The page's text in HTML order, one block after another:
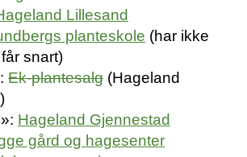
Lillesand
planteskole (har ikke
snart)
Ek-plantesalg (Hageland
Hageland Gjennestad
gård og hagesenter